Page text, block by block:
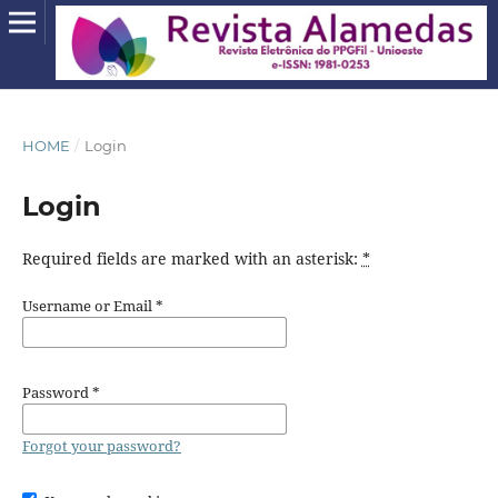
HOME / Login
Login
Required fields are marked with an asterisk: *
Username or Email*
Password*
Forgot your password?